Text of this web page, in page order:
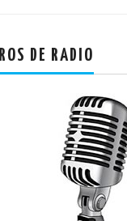
DE RADIO